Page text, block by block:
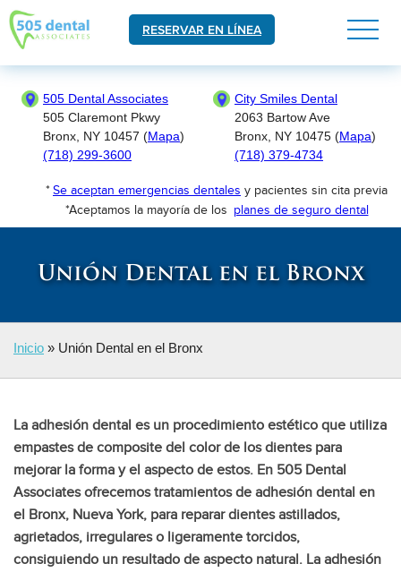
RESERVAR EN LÍNEA
505 Dental Associates
505 Claremont Pkwy
Bronx, NY 10457 (Mapa)
(718) 299-3600
City Smiles Dental
2063 Bartow Ave
Bronx, NY 10475 (Mapa)
(718) 379-4734
* Se aceptan emergencias dentales y pacientes sin cita previa
*Aceptamos la mayoría de los planes de seguro dental
Unión Dental en el Bronx
Inicio » Unión Dental en el Bronx
La adhesión dental es un procedimiento estético que utiliza
empastes de composite del color de los dientes para
mejorar la forma y el aspecto de estos. En 505 Dental
Associates ofrecemos tratamientos de adhesión dental en
el Bronx, Nueva York, para reparar dientes astillados,
agrietados, irregulares o ligeramente torcidos,
consiguiendo un resultado de aspecto natural. La adhesión